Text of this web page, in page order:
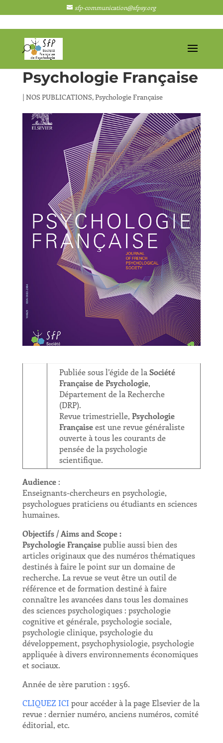
sfp-communication@sfpsy.org
Psychologie Française
| NOS PUBLICATIONS,Psychologie Française
Publiée sous l’égide de laSociété
Française de Psychologie,
Département de la Recherche
(DRP).
Revue trimestrielle, Psychologie
Françaiseest une revue généraliste
ouverte à tous les courants de
pensée de la psychologie
scientifique.
Audience:
Enseignants-chercheurs en psychologie,
psychologues praticiens ou étudiants en sciences
humaines.
Objectifs / Aims and Scope:
Psychologie Françaisepublie aussi bien des
articles originaux que des numéros thématiques
destinés à faire le point sur un domaine de
recherche. La revue se veut être un outil de
référence et de formation destiné à faire
connaître les avancées dans tous les domaines
des sciences psychologiques : psychologie
cognitive et générale, psychologie sociale,
psychologie clinique, psychologie du
développement, psychophysiologie, psychologie
appliquée à divers environnements économiques
et sociaux.
Année de 1ère parution : 1956.
CLIQUEZ ICI pour accéder à la page Elsevier de la
revue : dernier numéro, anciens numéros, comité
éditorial, etc.